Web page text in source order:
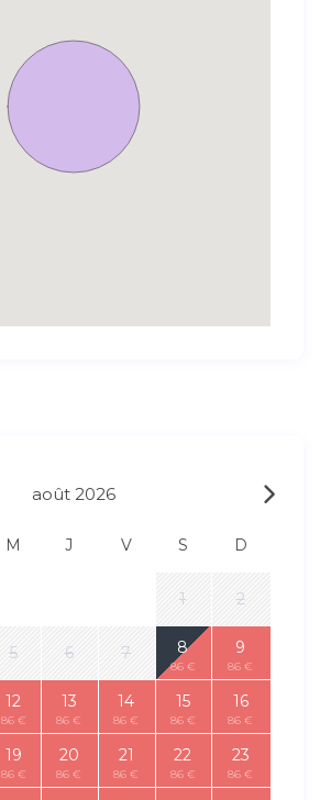
août 2026
M J V S D
1 2
5 6 7 8
86 €
9
86 €
12
86 €
13
86 €
14
86 €
15
86 €
16
86 €
19
86 €
20
86 €
21
86 €
22
86 €
23
86 €